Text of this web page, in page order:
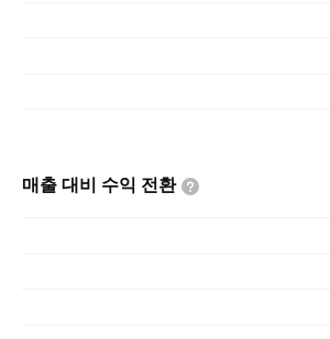
매출 대비 수익 전환